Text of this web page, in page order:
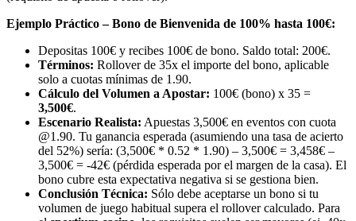
Ejemplo Práctico – Bono de Bienvenida de 100% hasta 100€:
Depositas 100€ y recibes 100€ de bono. Saldo total: 200€.
Términos: Rollover de 35x el importe del bono, aplicable
solo a cuotas mínimas de 1.90.
Cálculo del Volumen a Apostar: 100€ (bono) x 35 =
3,500€.
Escenario Realista: Apuestas 3,500€ en eventos con cuota
@1.90. Tu ganancia esperada (asumiendo una tasa de acierto
del 52%) sería: (3,500€ * 0.52 * 1.90) – 3,500€ = 3,458€ –
3,500€ = -42€ (pérdida esperada por el margen de la casa). El
bono cubre esta expectativa negativa si se gestiona bien.
Conclusión Técnica: Sólo debe aceptarse un bono si tu
volumen de juego habitual supera el rollover calculado. Para